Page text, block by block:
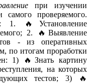
при изучении
самого проверяемого.
1. 🔥Установление
2. 🔥Выявление
- из оперативных
по итогам проработки
1) 🔥Знать картину
на которых
тестов; 3) 🔥